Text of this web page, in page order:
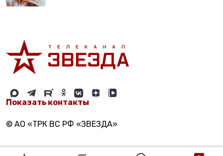
Показать контакты
© АО «ТРК ВС РФ «ЗВЕЗДА»